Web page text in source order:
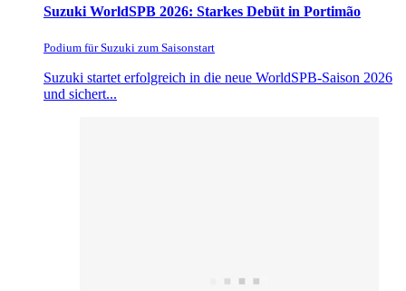
Suzuki WorldSPB 2026: Starkes Debüt in Portimão
Podium für Suzuki zum Saisonstart
Suzuki startet erfolgreich in die neue WorldSPB-Saison 2026
und sichert...